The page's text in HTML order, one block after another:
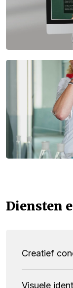
Diensten
Creatief
Visuele